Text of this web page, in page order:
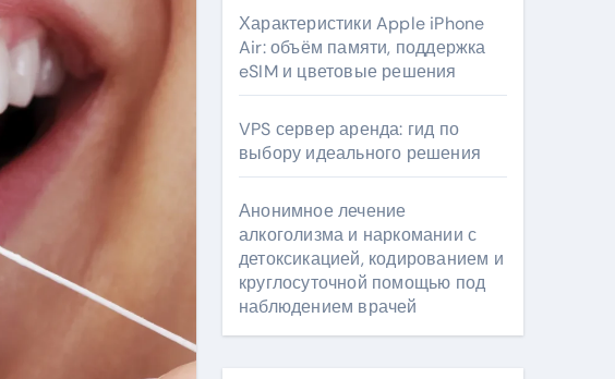
Характеристики Apple iPhone
Air: объём памяти, поддержка
eSIM и цветовые решения
VPS сервер аренда: гид по
выбору идеального решения
Анонимное лечение
алкоголизма и наркомании с
детоксикацией, кодированием и
круглосуточной помощью под
наблюдением врачей